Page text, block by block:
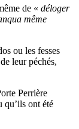
de « déloger
même
ou les fesses
leur péchés,
Perrière
qu’ils ont été